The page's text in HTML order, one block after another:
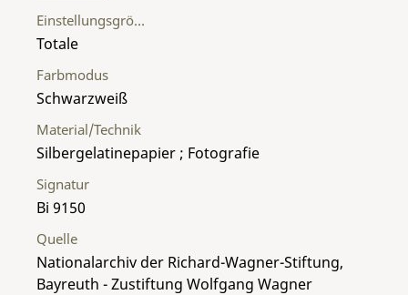
Material/Technik
Silbergelatinepapier ; Fotografie
Einstellungsgröße
Totale
Farbmodus
Schwarzweiß
Signatur
Bi 9150
Quelle
Nationalarchiv der Richard-Wagner-Stiftung,
Bayreuth - Zustiftung Wolfgang Wagner